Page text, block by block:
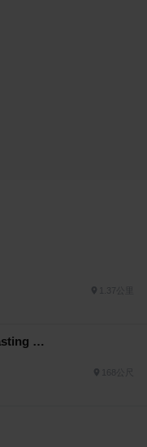
Sit Down Plz Coffee Roasting 西當･普里斯